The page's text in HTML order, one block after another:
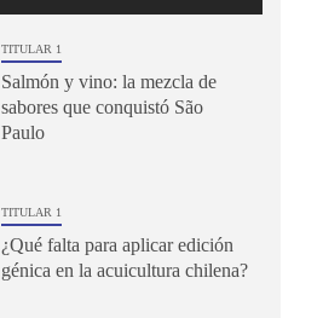
TITULAR 1
Salmón y vino: la mezcla de
sabores que conquistó São
Paulo
TITULAR 1
¿Qué falta para aplicar edición
génica en la acuicultura chilena?